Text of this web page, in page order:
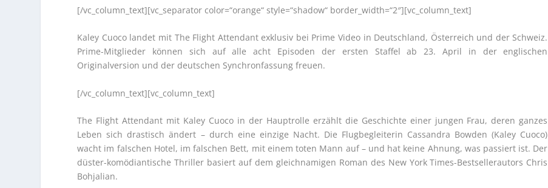
[/vc_column_text][vc_separator color=“orange“ style=“shadow“ border_width=“2″][vc_column_text]
Kaley Cuoco landet mit The Flight Attendant exklusiv bei Prime Video in Deutschland, Österreich und der Schweiz.
Prime-Mitglieder können sich auf alle acht Episoden der ersten Staffel ab 23. April in der englischen
Originalversion und der deutschen Synchronfassung freuen.
[/vc_column_text][vc_column_text]
The Flight Attendant mit Kaley Cuoco in der Hauptrolle erzählt die Geschichte einer jungen Frau, deren ganzes
Leben sich drastisch ändert – durch eine einzige Nacht. Die Flugbegleiterin Cassandra Bowden (Kaley Cuoco)
wacht im falschen Hotel, im falschen Bett, mit einem toten Mann auf – und hat keine Ahnung, was passiert ist. Der
düster-komödiantische Thriller basiert auf dem gleichnamigen Roman des New York Times-Bestsellerautors Chris
Bohjalian.